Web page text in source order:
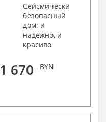
Сейсмически
безопасный
дом: и
надежно, и
красиво
1 670 BYN